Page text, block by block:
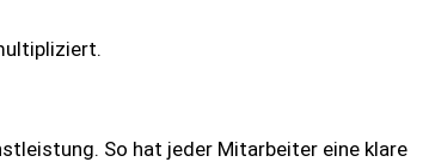
So hat jeder Mitarbeiter eine klare